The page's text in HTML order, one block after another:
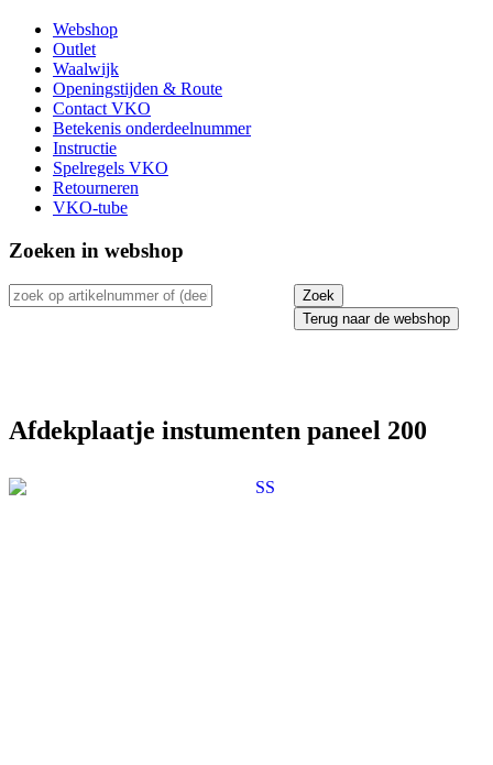
Webshop
Outlet
Waalwijk
Openingstijden & Route
Contact VKO
Betekenis onderdeelnummer
Instructie
Spelregels VKO
Retourneren
VKO-tube
Zoeken in webshop
Terug naar de webshop
Afdekplaatje instumenten paneel 200